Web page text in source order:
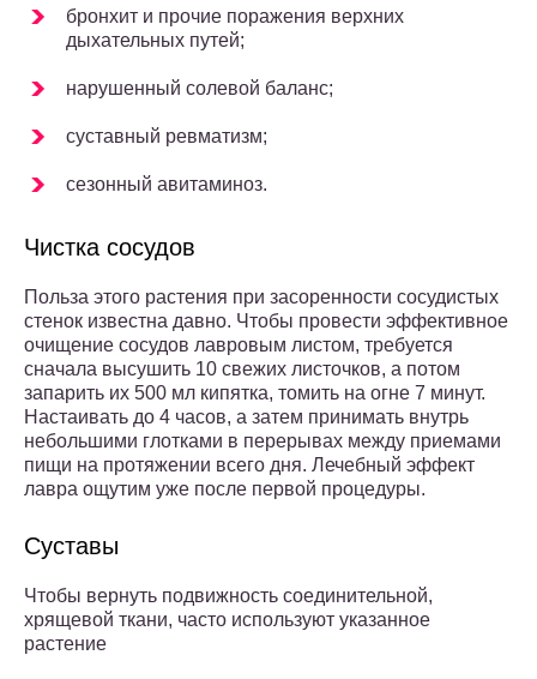
бронхит и прочие поражения верхних
дыхательных путей;
нарушенный солевой баланс;
суставный ревматизм;
сезонный авитаминоз.
Чистка сосудов­
Польза этого растения при засоренности сосудистых
стенок известна давно. Чтобы провести эффективное
очищение сосудов лавровым листом, требуется
сначала высушить 10 свежих листочков, а потом
запарить их 500 мл кипятка, томить на огне 7 минут.
Настаивать до 4 часов, а затем принимать внутрь
небольшими глотками в перерывах между приемами
пищи на протяжении всего дня. Лечебный эффект
лавра ощутим уже после первой процедуры.
Суставы
Чтобы вернуть подвижность соединительной,
хрящевой ткани, часто используют указанное
растение